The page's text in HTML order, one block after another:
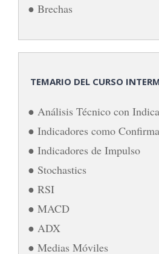
● Brechas
TEMARIO DEL CURSO
● Análisis Técnico con
● Indicadores como
● Indicadores de Impulso
● Stochastics
● RSI
● MACD
● ADX
● Medias Móviles